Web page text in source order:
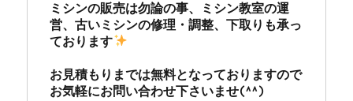
ミシンの販売は勿論の事、ミシン教室の運
営、古いミシンの修理・調整、下取りも承っ
ております
お見積もりまでは無料となっておりますので
お気軽にお問い合わせ下さいませ(^^)